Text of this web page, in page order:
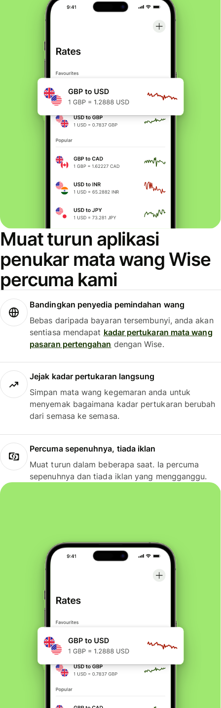
Muat turun aplikasi
penukar mata wang Wise
percuma kami
Bandingkan penyedia pemindahan wang
Bebas daripada bayaran tersembunyi, anda akan
sentiasa mendapat kadar pertukaran mata wang
pasaran pertengahan dengan Wise.
Jejak kadar pertukaran langsung
Simpan mata wang kegemaran anda untuk
menyemak bagaimana kadar pertukaran berubah
dari semasa ke semasa.
Percuma sepenuhnya, tiada iklan
Muat turun dalam beberapa saat. Ia percuma
sepenuhnya dan tiada iklan yang mengganggu.